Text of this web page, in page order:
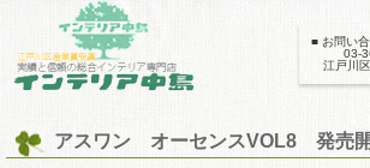
■ お問い
03-
江戸川
アスワン オーセンスVOL8 発売